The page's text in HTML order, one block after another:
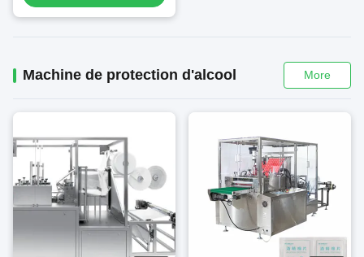
Machine de protection d'alcool More